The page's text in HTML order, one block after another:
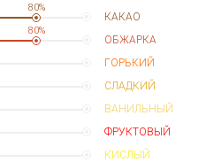
80%
КАКАО
80%
ОБЖАРКА
ГОРЬКИЙ
СЛАДКИЙ
ВАНИЛЬНЫЙ
ФРУКТОВЫЙ
КИСЛЫЙ